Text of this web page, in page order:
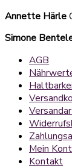
Annette Härle
Simone
AGB
Mein
Kontakt